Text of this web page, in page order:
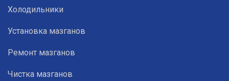
Холодильники
Установка мазганов
Ремонт мазганов
Чистка мазганов